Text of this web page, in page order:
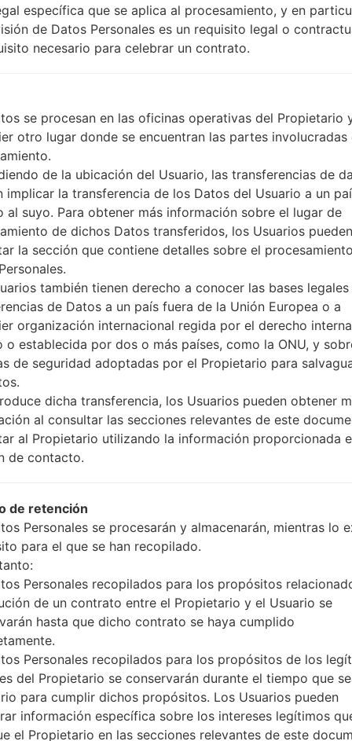
versión 4.1, A2DP, LE
No
A-GPS, Geotagging, QuickGPS
Wi-Fi802.11b/g/n, Wi-Fi Direct,
akaLG
05
¿Cómo restablecer datos de
específica que se aplica al procesamiento, y en
de Datos Personales es un requisito legal o
necesario para celebrar un contrato.
se procesan en las oficinas operativas del Propietario
otro lugar donde se encuentran las partes involucradas
de la ubicación del Usuario, las transferencias de
implicar la transferencia de los Datos del Usuario a un
al suyo. Para obtener más información sobre el lugar de
de dichos Datos transferidos, los Usuarios pueden
la sección que contiene detalles sobre el
también tienen derecho a conocer las bases
de Datos a un país fuera de la Unión Europea o a
organización internacional regida por el derecho
o establecida por dos o más países, como la ONU, y
de seguridad adoptadas por el Propietario para
dicha transferencia, los Usuarios pueden obtener
al consultar las secciones relevantes de este
al Propietario utilizando la información proporcionada
de contacto.
de retención
Personales se procesarán y almacenarán, mientras lo
para el que se han recopilado.
Personales recopilados para los propósitos
de un contrato entre el Propietario y el Usuario se
hasta que dicho contrato se haya cumplido
Personales recopilados para los propósitos de los
del Propietario se conservarán durante el tiempo que
para cumplir dichos propósitos. Los Usuarios pueden
información específica sobre los intereses legítimos
el Propietario en las secciones relevantes de este